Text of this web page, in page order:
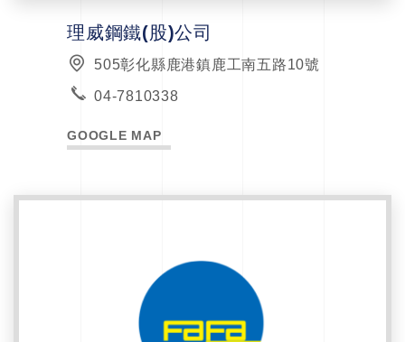
理威鋼鐵(股)公司
505彰化縣鹿港鎮鹿工南五路10號
04-7810338
GOOGLE MAP